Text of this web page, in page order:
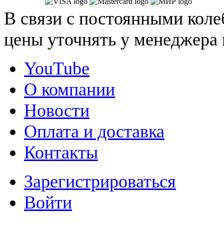
В связи с постоянными
цены уточнять у
YouTube
О компании
Новости
Оплата и доставка
Контакты
Зарегистрироваться
Войти